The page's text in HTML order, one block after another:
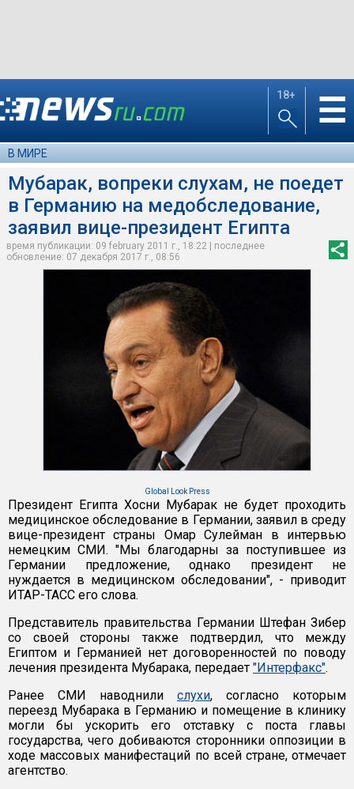
18+ ☰
В МИРЕ
Мубарак, вопреки слухам, не поедет
в Германию на медобследование,
заявил вице-президент Египта
время публикации: 09 february 2011 г., 18:22 | последнее
обновление: 07 декабря 2017 г., 08:56
Global Look Press
Президент Египта Хосни Мубарак не будет проходить
медицинское обследование в Германии, заявил в среду
вице-президент страны Омар Сулейман в интервью
немецким СМИ. "Мы благодарны за поступившее из
Германии предложение, однако президент не
нуждается в медицинском обследовании", - приводит
ИТАР-ТАСС его слова.
Представитель правительства Германии Штефан Зибер
со своей стороны также подтвердил, что между
Египтом и Германией нет договоренностей по поводу
лечения президента Мубарака, передает "Интерфакс".
Ранее СМИ наводнили слухи, согласно которым
переезд Мубарака в Германию и помещение в клинику
могли бы ускорить его отставку с поста главы
государства, чего добиваются сторонники оппозиции в
ходе массовых манифестаций по всей стране, отмечает
агентство.